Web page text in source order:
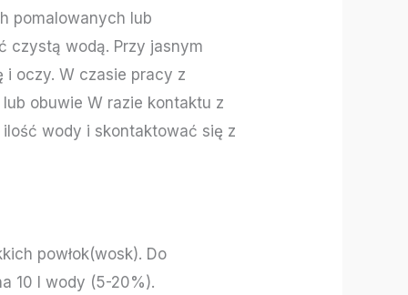
pomalowanych lub
czystą wodą. Przy jasnym
i oczy. W czasie pracy z
obuwie W razie kontaktu z
wody i skontaktować się z
powłok(wosk). Do
10 l wody (5-20%).